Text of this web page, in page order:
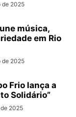
de 2025
música,
em Rio
de 2025
Frio lança a
Solidário”
2025